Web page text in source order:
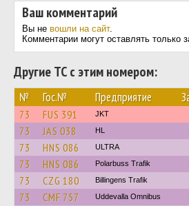
Ваш комментарий
Вы не вошли на сайт.
Комментарии могут оставлять только
Другие ТС с этим номером:
№ Гос.№ Предприятие
73 FUS 391 JKT
73 JAS 038 HL
73 HNS 086 ULTRA
73 HNS 086 Polarbuss Trafik
73 CZG 180 Billingens Trafik
73 CMF 757 Uddevalla Omnibus